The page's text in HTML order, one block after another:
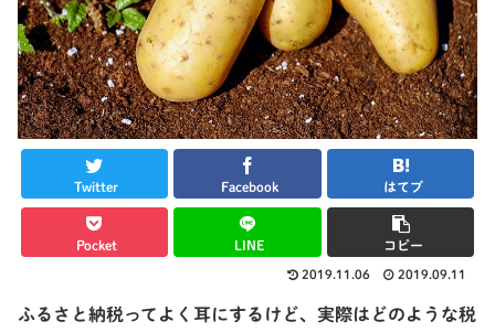
Twitter Facebook はてブ
Pocket LINE コピー
2019.11.06 2019.09.11
ふるさと納税ってよく耳にするけど、実際はどのような税